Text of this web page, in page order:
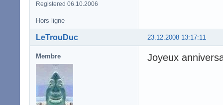
Registered 06.10.2006
Hors ligne
23.12.2008 13:17:11
LeTrouDuc
Membre Joyeux